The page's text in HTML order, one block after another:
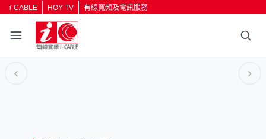
i-CABLE HOY TV 有線寬頻及電訊服務
返回